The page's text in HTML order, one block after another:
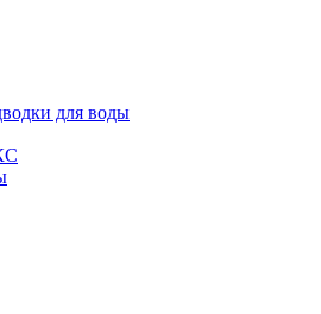
для воды